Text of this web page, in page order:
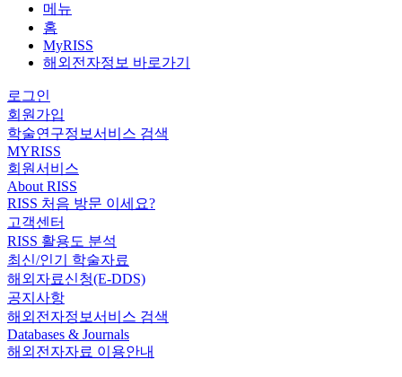
메뉴
홈
MyRISS
해외전자정보 바로가기
로그인
회원가입
학술연구정보서비스 검색
MYRISS
회원서비스
About RISS
RISS 처음 방문 이세요?
고객센터
RISS 활용도 분석
최신/인기 학술자료
해외자료신청(E-DDS)
공지사항
해외전자정보서비스 검색
Databases & Journals
해외전자자료 이용안내